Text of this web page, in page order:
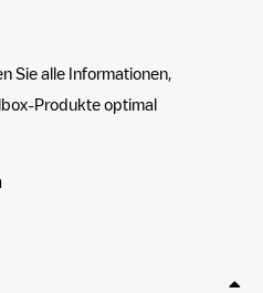
Sie alle Informationen,
Produkte optimal